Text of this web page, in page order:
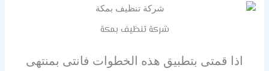
شركة تنظيف بمكة
اذا قمتى بتطبيق هذه الخطوات فانتى بمنتهى